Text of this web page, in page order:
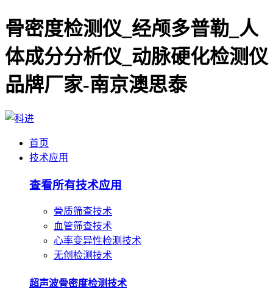
骨密度检测仪_经颅多普勒_人
体成分分析仪_动脉硬化检测仪
品牌厂家-南京澳思泰
首页
技术应用
查看所有技术应用
骨质筛查技术
血管筛查技术
心率变异性检测技术
无创检测技术
超声波骨密度检测技术